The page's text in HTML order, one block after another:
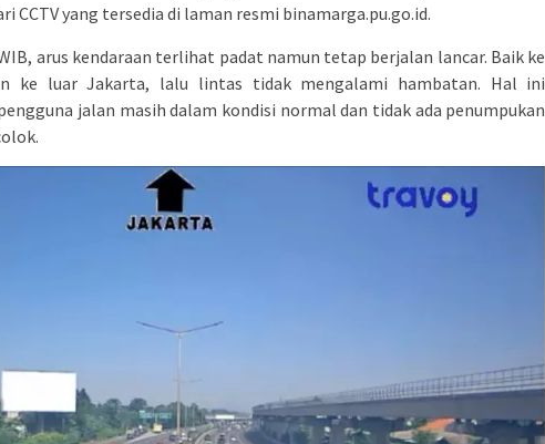
CCTV yang tersedia di laman resmi binamarga.pu.go.id.
arus kendaraan terlihat padat namun tetap berjalan lancar. Baik ke
ke luar Jakarta, lalu lintas tidak mengalami hambatan. Hal ini
jalan masih dalam kondisi normal dan tidak ada penumpukan